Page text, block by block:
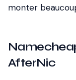
monter
AfterNic